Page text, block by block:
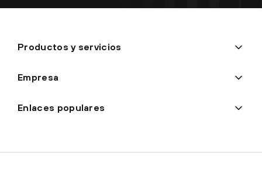
Productos y servicios
Empresa
Enlaces populares